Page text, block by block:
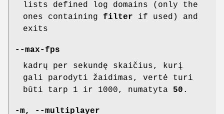
lists defined log domains (only the
ones containing filter if used) and
exits
--max-fps
kadrų per sekundę skaičius, kurį
gali parodyti žaidimas, vertė turi
būti tarp 1 ir 1000, numatyta 50 .
-m, --multiplayer